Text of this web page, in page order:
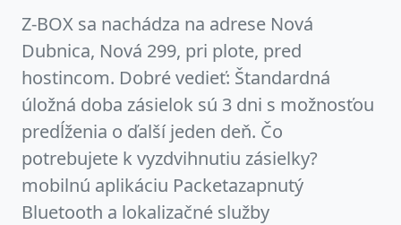
Z-BOX sa nachádza na adrese Nová
Dubnica, Nová 299, pri plote, pred
hostincom. Dobré vedieť: Štandardná
úložná doba zásielok sú 3 dni s možnosťou
predĺženia o ďalší jeden deň. Čo
potrebujete k vyzdvihnutiu zásielky?
mobilnú aplikáciu Packetazapnutý
Bluetooth a lokalizačné služby